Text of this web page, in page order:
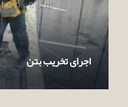
اجرای تخریب بتن